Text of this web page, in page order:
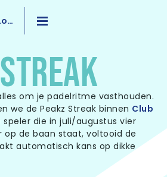
STREAK
om je padelritme vasthouden.
we de Peakz Streak binnen Club
speler die in juli/augustus vier
op de baan staat, voltooid de
automatisch kans op dikke